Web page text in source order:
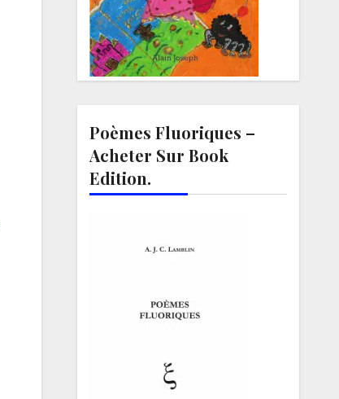
Poèmes Fluoriques –
Acheter Sur Book
Edition.